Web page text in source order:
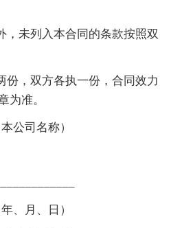
，未列入本合同的条款按照双
份，双方各执一份，合同效力
为准。
公司名称）
、月、日）